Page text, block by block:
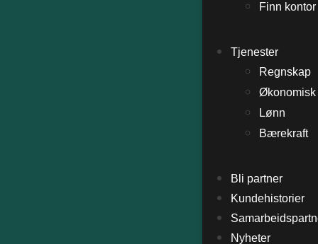
Finn kontor
Tjenester
Regnskap
Økonomisk
Lønn
Bærekraft
Bli partner
Kundehistorier
Nyheter